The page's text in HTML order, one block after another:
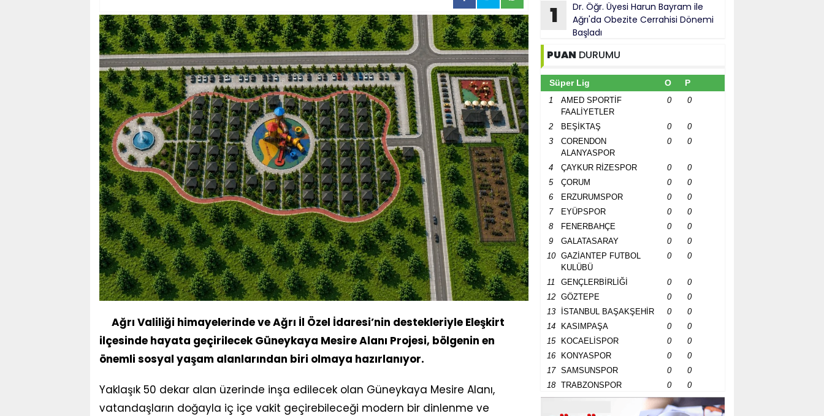
Ağrı Valiliği himayelerinde ve Ağrı İl Özel İdaresi’nin destekleriyle Eleşkirt
ilçesinde hayata geçirilecek Güneykaya Mesire Alanı Projesi, bölgenin en
önemli sosyal yaşam alanlarından biri olmaya hazırlanıyor.
Yaklaşık 50 dekar alan üzerinde inşa edilecek olan Güneykaya Mesire Alanı,
vatandaşların doğayla iç içe vakit geçirebileceği modern bir dinlenme ve
1
Dr. Öğr. Üyesi Harun Bayram ile
Ağrı'da Obezite Cerrahisi Dönemi
Başladı
PUAN DURUMU
Süper Lig O P
1
AMED SPORTİF
FAALİYETLER
0 0
2 BEŞİKTAŞ 0
0
3
CORENDON
ALANYASPOR
0 0
4 ÇAYKUR RİZESPOR 0
0
5
ÇORUM 0
0
6
ERZURUMSPOR 0
0
7
EYÜPSPOR 0
0
8
FENERBAHÇE 0
0
9
GALATASARAY 0
0
10
GAZİANTEP FUTBOL
KULÜBÜ
0 0
11 GENÇLERBİRLİĞİ 0
0
12
GÖZTEPE 0
0
13
İSTANBUL BAŞAKŞEHİR 0
0
14
KASIMPAŞA 0
0
15
KOCAELİSPOR 0
0
16
KONYASPOR 0
0
17
SAMSUNSPOR 0
0
18
TRABZONSPOR 0 0